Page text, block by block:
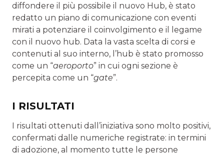
diffondere il più possibile il nuovo Hub, è stato
redatto un piano di comunicazione con eventi
mirati a potenziare il coinvolgimento e il legame
con il nuovo hub. Data la vasta scelta di corsi e
contenuti al suo interno, l’hub è stato promosso
come un “aeroporto” in cui ogni sezione è
percepita come un “gate”.
I RISULTATI
I risultati ottenuti dall’iniziativa sono molto positivi,
confermati dalle numeriche registrate: in termini
di adozione, al momento tutte le persone